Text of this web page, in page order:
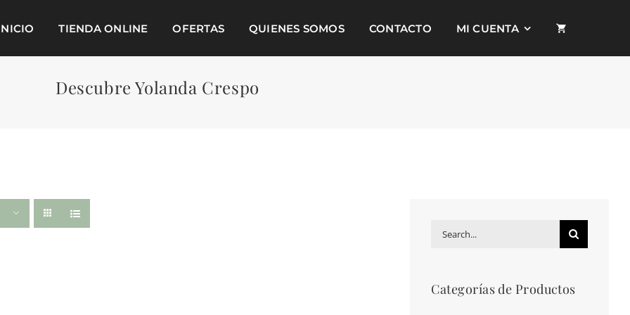
TIENDA ONLINE OFERTAS QUIENES SOMOS CONTACTO MI CUENTA
Descubre Yolanda Crespo
Search
Categorías de Productos